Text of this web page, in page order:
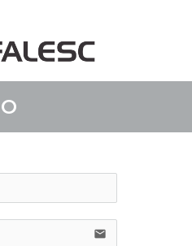
email